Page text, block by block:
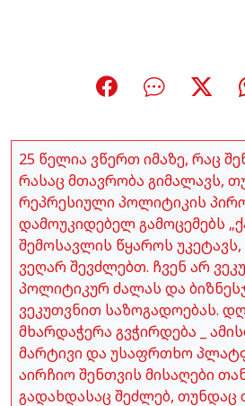
25 წელია ვწერთ იმაზე, რაც
რასაც მთავრობა გიმალავს,
რეპრესიული პოლიტიკის
დამოუკიდებელ გამოცემებს
შემოსავლის წყაროს
ვეღარ შევძლებთ. ჩვენ არ
პოლიტიკურ ძალას და
ვეკუთვნით საზოგადოებას.
მხარდაჭერა გვჭირდება _
მარტივი და უსაფრთხო
აირჩიო შენთვის მისაღები
გადახდასაც შეძლებ, თუნდაც